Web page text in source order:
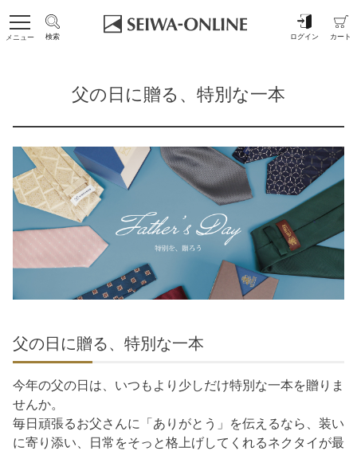
メニュー 検索 ログイン カート
父の日に贈る、特別な一本
父の日に贈る、特別な一本
今年の父の日は、いつもより少しだけ特別な一本を贈りま
せんか。
毎日頑張るお父さんに「ありがとう」を伝えるなら、装い
に寄り添い、日常をそっと格上げしてくれるネクタイが最